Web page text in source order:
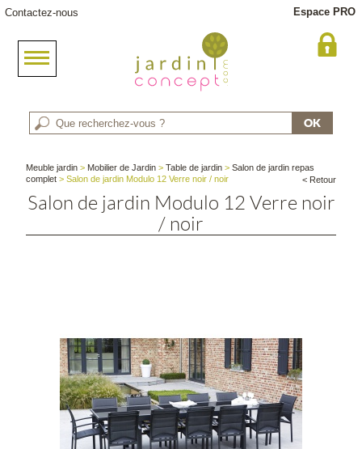
Contactez-nous Espace PRO
Meuble jardin > Mobilier de Jardin >Table de jardin >Salon de jardin repas
complet > Salon de jardin Modulo 12 Verre noir / noir < Retour
Salon de jardin Modulo 12 Verre noir
/ noir